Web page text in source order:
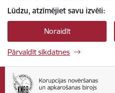
Lūdzu, atzīmējiet savu izvēli:
Noraidīt
Pārvaldīt sīkdatnes